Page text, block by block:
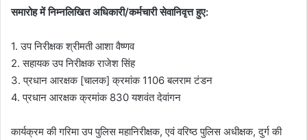
समारोह में निम्नलिखित अधिकारी/कर्मचारी सेवानिवृत्त हुए:
1. उप निरीक्षक श्रीमती आशा वैष्णव
2. सहायक उप निरीक्षक राजेश सिंह
3. प्रधान आरक्षक [चालक] क्रमांक 1106 बलराम टंडन
4. प्रधान आरक्षक क्रमांक 830 यशवंत देवांगन
कार्यक्रम की गरिमा उप पुलिस महानिरीक्षक, एवं वरिष्ठ पुलिस अधीक्षक, दुर्ग की